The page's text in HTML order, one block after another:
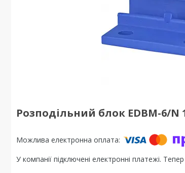
Розподільний блок EDBM-6/N
У компанії підключені електронні платежі.